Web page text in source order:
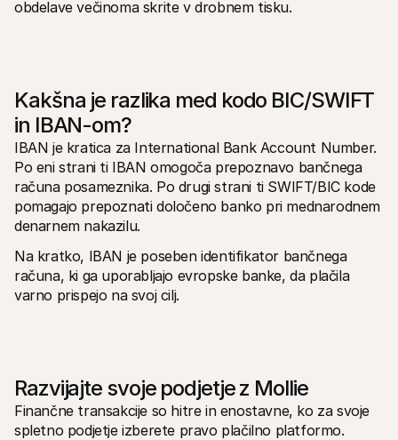
obdelave večinoma skrite v drobnem tisku.
Kakšna je razlika med kodo BIC/SWIFT
in IBAN-om?
IBAN je kratica za International Bank Account Number.
Po eni strani ti IBAN omogoča prepoznavo bančnega
računa posameznika. Po drugi strani ti SWIFT/BIC kode
pomagajo prepoznati določeno banko pri mednarodnem
denarnem nakazilu.
Na kratko, IBAN je poseben identifikator bančnega
računa, ki ga uporabljajo evropske banke, da plačila
varno prispejo na svoj cilj.
Razvijajte svoje podjetje z Mollie
Finančne transakcije so hitre in enostavne, ko za svoje
spletno podjetje izberete pravo plačilno platformo.